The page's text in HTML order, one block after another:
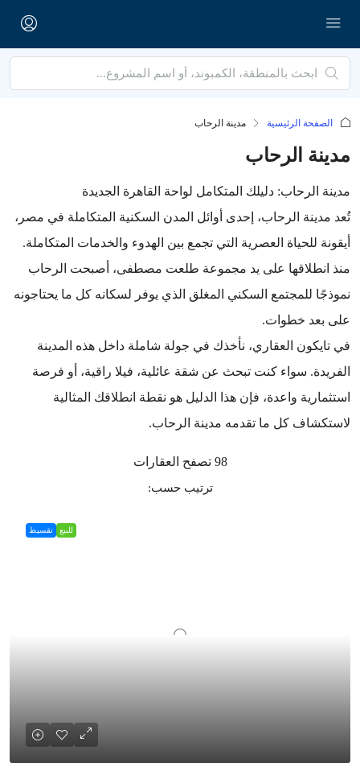
الصفحة الرئيسية مدينة الرحاب
مدينة الرحاب
مدينة الرحاب: دليلك المتكامل لواحة القاهرة الجديدة
تُعد مدينة الرحاب، إحدى أوائل المدن السكنية المتكاملة في مصر،
أيقونة للحياة العصرية التي تجمع بين الهدوء والخدمات المتكاملة.
منذ انطلاقها على يد مجموعة طلعت مصطفى، أصبحت الرحاب
نموذجًا للمجتمع السكني المغلق الذي يوفر لسكانه كل ما يحتاجونه
على بعد خطوات.
في تايكون العقاري، نأخذك في جولة شاملة داخل هذه المدينة
الفريدة. سواء كنت تبحث عن شقة عائلية، فيلا راقية، أو فرصة
استثمارية واعدة، فإن هذا الدليل هو نقطة انطلاقك المثالية
لاستكشاف كل ما تقدمه مدينة الرحاب.
98 تصفح العقارات
ترتيب حسب:
للبيع تقسيط